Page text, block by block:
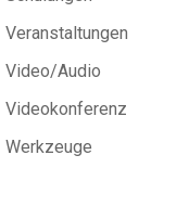
Veranstaltungen
Video/Audio
Videokonferenz
Werkzeuge